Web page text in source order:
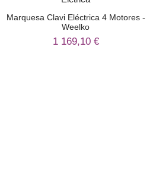
Marquesa Clavi Eléctrica 4 Motores -
Weelko
1 169,10 €